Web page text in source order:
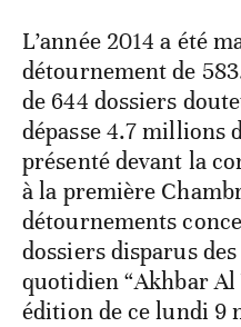
L’année 2014 a été
détournement de
de 644 dossiers
dépasse 4.7 millions
présenté devant la
à la première
détournements
dossiers disparus
quotidien “Akhbar Al
édition de ce lundi 9